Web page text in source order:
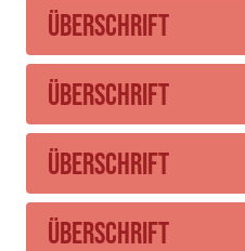
Überschrift
Überschrift
Überschrift
Überschrift